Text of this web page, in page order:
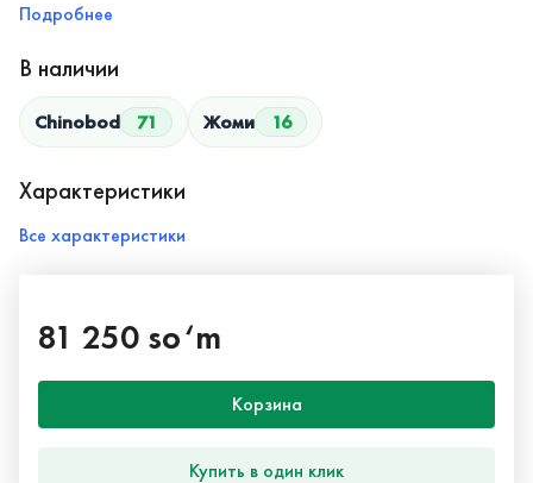
Подробнее
В наличии
Chinobod 71 Жоми 16
Характеристики
Все характеристики
81 250 so‘m
Корзина
Купить в один клик